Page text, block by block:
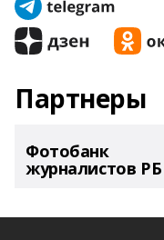
Партнеры
Фотобанк
журналистов РБ